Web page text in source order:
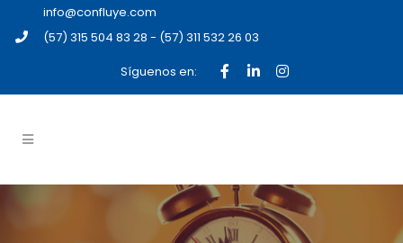
info@confluye.com
(57) 315 504 83 28 - (57) 311 532 26 03
Síguenos en: